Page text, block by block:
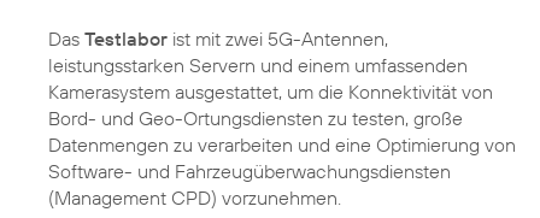
Das Testlabor ist mit zwei 5G-Antennen,
leistungsstarken Servern und einem umfassenden
Kamerasystem ausgestattet, um die Konnektivität von
Bord- und Geo-Ortungsdiensten zu testen, große
Datenmengen zu verarbeiten und eine Optimierung von
Software- und Fahrzeugüberwachungsdiensten
(Management CPD) vorzunehmen.